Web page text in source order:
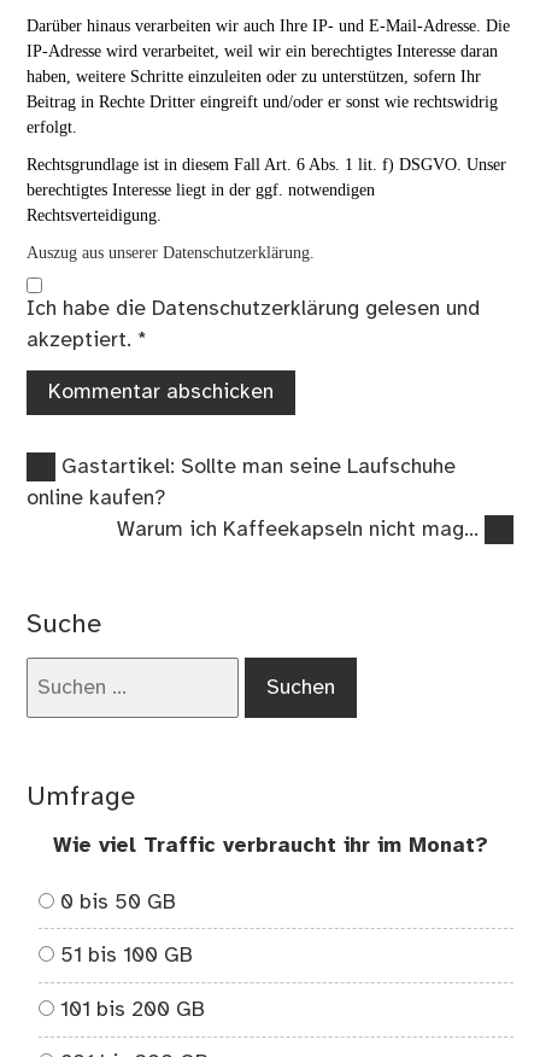
Darüber hinaus verarbeiten wir auch Ihre IP- und E-Mail-Adresse. Die
IP-Adresse wird verarbeitet, weil wir ein berechtigtes Interesse daran
haben, weitere Schritte einzuleiten oder zu unterstützen, sofern Ihr
Beitrag in Rechte Dritter eingreift und/oder er sonst wie rechtswidrig
erfolgt.
Rechtsgrundlage ist in diesem Fall Art. 6 Abs. 1 lit. f) DSGVO. Unser
berechtigtes Interesse liegt in der ggf. notwendigen
Rechtsverteidigung.
Auszug aus unserer Datenschutzerklärung.
Ich habe die Datenschutzerklärung gelesen und
akzeptiert. *
Beitragsnavigation
Vorheriger
Beitrag:
Gastartikel: Sollte man seine Laufschuhe
online kaufen?
Nächster
Warum ich Kaffeekapseln nicht mag…
Suche
Umfrage
Wie viel Traffic verbraucht ihr im Monat?
0 bis 50 GB
51 bis 100 GB
101 bis 200 GB